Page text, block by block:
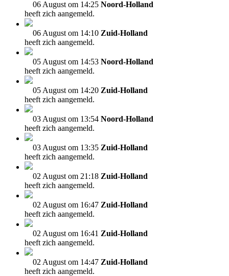
06 August om 14:25 Noord-Holland
heeft zich aangemeld.
06 August om 14:10 Zuid-Holland
heeft zich aangemeld.
05 August om 14:53 Noord-Holland
heeft zich aangemeld.
05 August om 14:20 Zuid-Holland
heeft zich aangemeld.
03 August om 13:54 Noord-Holland
heeft zich aangemeld.
03 August om 13:35 Zuid-Holland
heeft zich aangemeld.
02 August om 21:18 Zuid-Holland
heeft zich aangemeld.
02 August om 16:47 Zuid-Holland
heeft zich aangemeld.
02 August om 16:41 Zuid-Holland
heeft zich aangemeld.
02 August om 14:47 Zuid-Holland
heeft zich aangemeld.